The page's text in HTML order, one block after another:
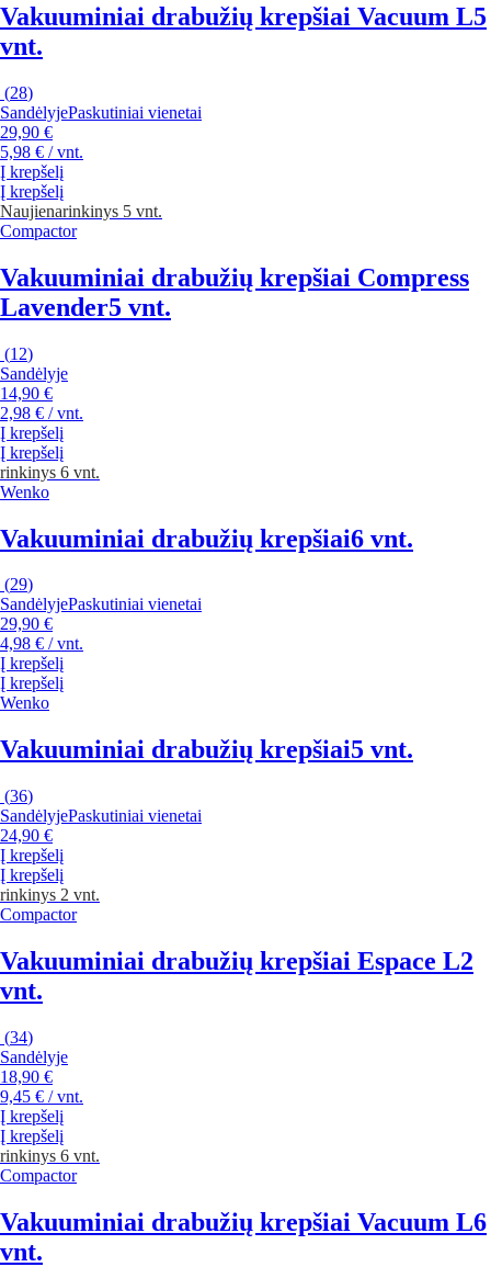
Vakuuminiai drabužių krepšiai Vacuum L5
vnt.
(28)
SandėlyjePaskutiniai vienetai
29,90 €
5,98 € / vnt.
Į krepšelį
Į krepšelį
Naujienarinkinys 5 vnt.
Compactor
Vakuuminiai drabužių krepšiai Compress
Lavender5 vnt.
(12)
Sandėlyje
14,90 €
2,98 € / vnt.
Į krepšelį
Į krepšelį
rinkinys 6 vnt.
Wenko
Vakuuminiai drabužių krepšiai6 vnt.
(29)
SandėlyjePaskutiniai vienetai
29,90 €
4,98 € / vnt.
Į krepšelį
Į krepšelį
Wenko
Vakuuminiai drabužių krepšiai5 vnt.
(36)
SandėlyjePaskutiniai vienetai
24,90 €
Į krepšelį
Į krepšelį
rinkinys 2 vnt.
Compactor
Vakuuminiai drabužių krepšiai Espace L2
vnt.
(34)
Sandėlyje
18,90 €
9,45 € / vnt.
Į krepšelį
Į krepšelį
rinkinys 6 vnt.
Compactor
Vakuuminiai drabužių krepšiai Vacuum L6
vnt.